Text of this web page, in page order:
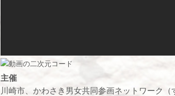
主催
川崎市、かわさき男女共同参画ネットワーク（